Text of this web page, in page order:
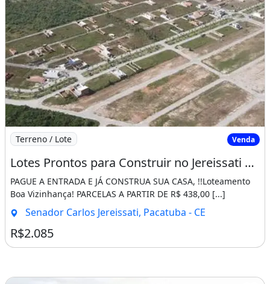
Imagem: Lotes Prontos para Construir no Jereissati
Terreno / Lote Venda
Lotes Prontos para Construir no Jereissati 3, Pagando a 1ª Ja Libera para Construir!
PAGUE A ENTRADA E JÁ CONSTRUA SUA CASA, !!Loteamento
Boa Vizinhança! PARCELAS A PARTIR DE R$ 438,00 [...]
Senador Carlos Jereissati, Pacatuba - CE
R$2.085